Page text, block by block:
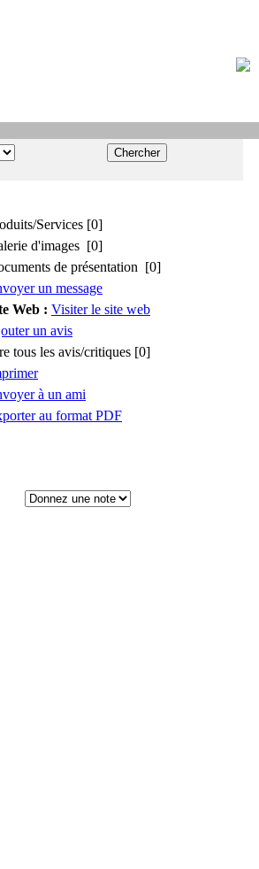
Services [0]
d'images [0]
de présentation [0]
un message
Web : Visiter le site web
un avis
tous les avis/critiques [0]
à un ami
au format PDF